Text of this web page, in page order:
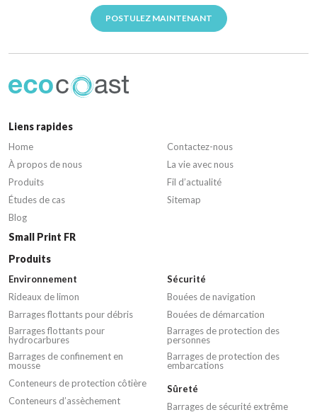
POSTULEZ MAINTENANT
Liens rapides
Home
À propos de nous
Produits
Études de cas
Blog
Contactez-nous
La vie avec nous
Fil d’actualité
Sitemap
Small Print FR
Produits
Environnement
Rideaux de limon
Barrages flottants pour débris
Barrages flottants pour
hydrocarbures
Barrages de confinement en
mousse
Conteneurs de protection côtière
Conteneurs d’assèchement
Sécurité
Bouées de navigation
Bouées de démarcation
Barrages de protection des
personnes
Barrages de protection des
embarcations
Sûreté
Barrages de sécurité extrême